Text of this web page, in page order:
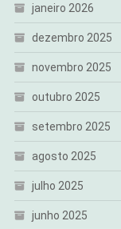
janeiro 2026
dezembro 2025
novembro 2025
outubro 2025
setembro 2025
agosto 2025
julho 2025
junho 2025